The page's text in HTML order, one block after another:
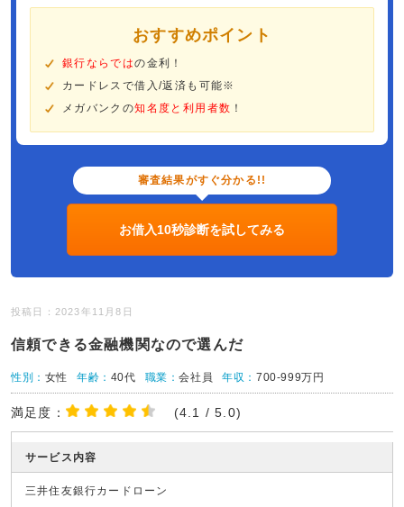
おすすめポイント
銀行ならではの金利！
カードレスで借入/返済も可能※
メガバンクの知名度と利用者数 ！
審査結果がすぐ分かる!!
お借入10秒診断を試してみる
投稿日：2023年11月8日
信頼できる金融機関なので選んだ
性別： 女性 年齢： 40代 職業：会社員 年収：700-999万円
満足度： (4.1 / 5.0)
サービス内容
三井住友銀行カードローン